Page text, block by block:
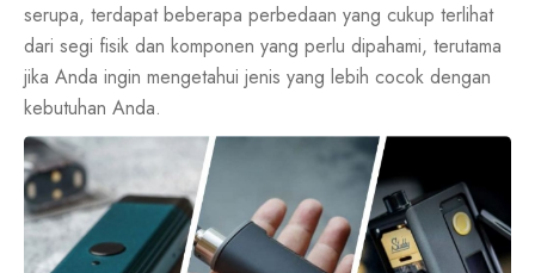
serupa, terdapat beberapa perbedaan yang cukup terlihat
dari segi fisik dan komponen yang perlu dipahami, terutama
jika Anda ingin mengetahui jenis yang lebih cocok dengan
kebutuhan Anda.